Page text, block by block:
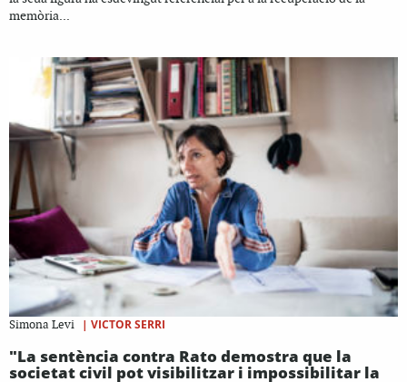
memòria...
Simona Levi | VICTOR SERRI
"La sentència contra Rato demostra que la
societat civil pot visibilitzar i impossibilitar la